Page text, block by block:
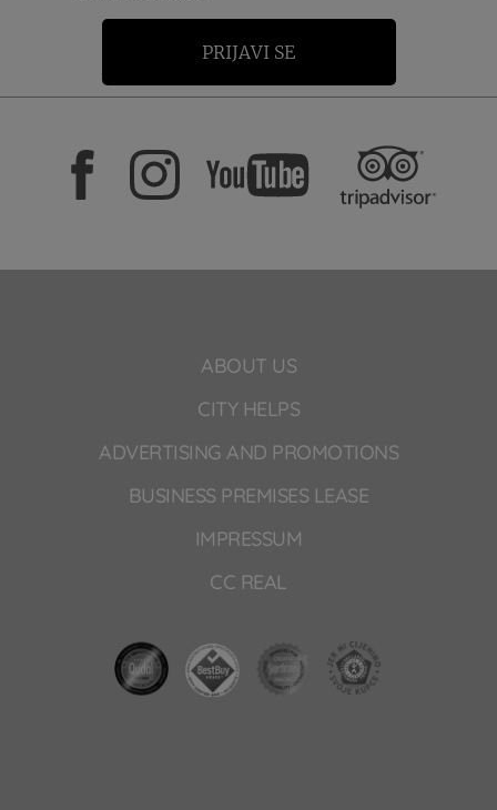
PRIJAVI SE
ABOUT US
CITY HELPS
ADVERTISING AND PROMOTIONS
BUSINESS PREMISES LEASE
IMPRESSUM
CC REAL